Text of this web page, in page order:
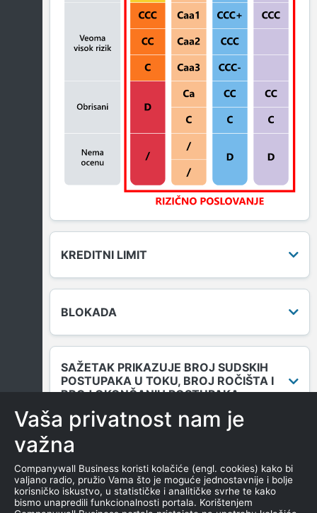
KREDITNI LIMIT
BLOKADA
SAŽETAK PRIKAZUJE BROJ SUDSKIH
POSTUPAKA U TOKU, BROJ ROČIŠTA I
BROJ OKONČANIH POSTUPAKA.
DUGOVANJA
MENICE I ZALOGE
Vaša privatnost nam je
važna
Companywall Business koristi kolačiće (engl. cookies) kako bi
valjano radio, pružio Vama što je moguće jednostavnije i bolje
korisničko iskustvo, u statističke i analitičke svrhe te kako
bismo unapredili funkcionalnosti portala. Korištenjem